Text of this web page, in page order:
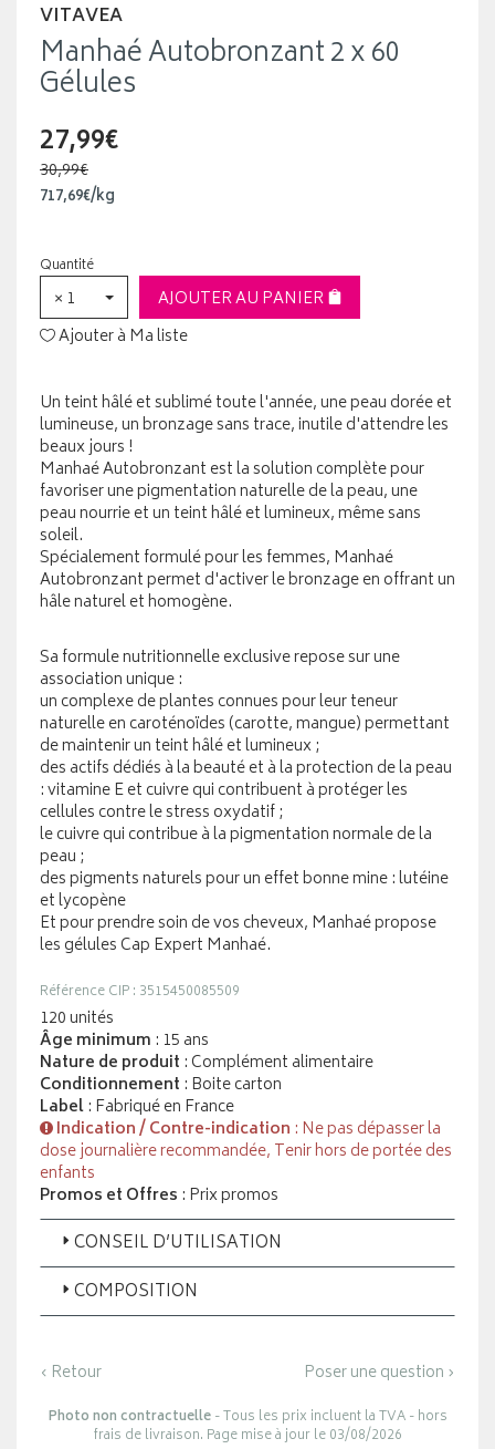
VITAVEA
Manhaé Autobronzant 2 x 60
Gélules
27,99€
30,99€
717,69€/kg
Quantité
× 1
AJOUTER AU PANIER
Ajouter à Ma liste
Un teint hâlé et sublimé toute l'année, une peau dorée et
lumineuse, un bronzage sans trace, inutile d'attendre les
beaux jours !
Manhaé Autobronzant est la solution complète pour
favoriser une pigmentation naturelle de la peau, une
peau nourrie et un teint hâlé et lumineux, même sans
soleil.
Spécialement formulé pour les femmes, Manhaé
Autobronzant permet d'activer le bronzage en offrant un
hâle naturel et homogène.
Sa formule nutritionnelle exclusive repose sur une
association unique :
un complexe de plantes connues pour leur teneur
naturelle en caroténoïdes (carotte, mangue) permettant
de maintenir un teint hâlé et lumineux ;
des actifs dédiés à la beauté et à la protection de la peau
: vitamine E et cuivre qui contribuent à protéger les
cellules contre le stress oxydatif ;
le cuivre qui contribue à la pigmentation normale de la
peau ;
des pigments naturels pour un effet bonne mine : lutéine
et lycopène
Et pour prendre soin de vos cheveux, Manhaé propose
les gélules Cap Expert Manhaé.
Référence CIP : 3515450085509
120 unités
Âge minimum : 15 ans
Nature de produit : Complément alimentaire
Conditionnement : Boite carton
Label: Fabriqué en France
Indication / Contre-indication : Ne pas dépasser la
dose journalière recommandée, Tenir hors de portée des
enfants
Promos et Offres : Prix promos
CONSEIL D’UTILISATION
COMPOSITION
‹ Retour Poser une question ›
Photo non contractuelle- Tous les prix incluent la TVA - hors
frais de livraison. Page mise à jour le 03/08/2026